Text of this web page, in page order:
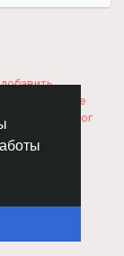
Соглашение
нами Каталог